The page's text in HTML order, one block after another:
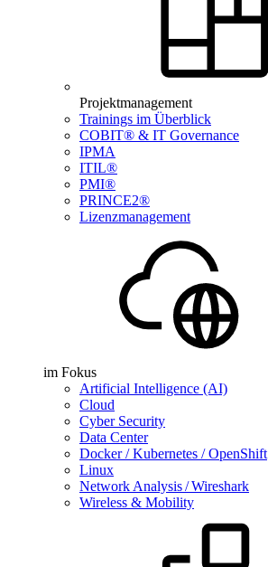
Projektmanagement
Trainings im Überblick
COBIT® & IT Governance
IPMA
ITIL®
PMI®
PRINCE2®
Lizenzmanagement
im Fokus
Artificial Intelligence (AI)
Cloud
Cyber Security
Data Center
Docker / Kubernetes / OpenShift
Linux
Network Analysis / Wireshark
Wireless & Mobility